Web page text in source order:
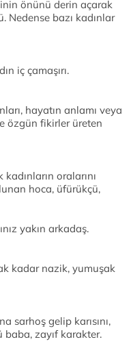
önünü derin açarak
Nedense bazı kadınlar
iç çamaşırı.
hayatın anlamı veya
özgün fikirler üreten
oralarını
hoca, üfürükçü,
yakın arkadaş.
kadar nazik, yumuşak
sarhoş gelip karısını,
baba, zayıf karakter.